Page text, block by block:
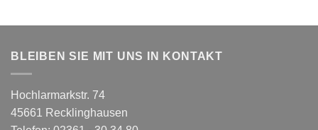
BLEIBEN SIE MIT UNS IN KONTAKT
Hochlarmarkstr. 74
45661 Recklinghausen